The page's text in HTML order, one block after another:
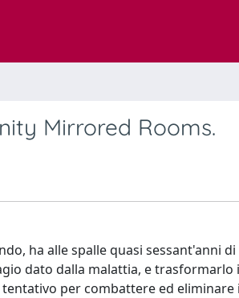
Mirrored Rooms.
ha alle spalle quasi sessant'anni
dato dalla malattia, e trasformarlo
per combattere ed eliminare